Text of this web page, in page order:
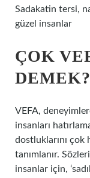
Sadakatin tersi,
güzel insanlar
ÇOK
DEMEK?
VEFA,
insanları
dostluklarını çok
tanımlanır.
insanlar için,